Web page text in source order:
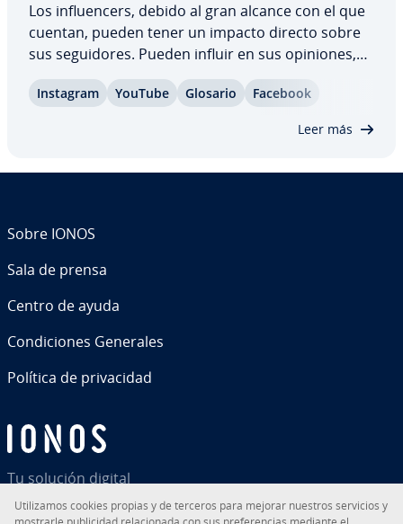
Los in­flue­n­ce­rs, debido al gran alcance con el que
cuentan, pueden tener un impacto directo sobre
sus se­gui­do­res. Pueden influir en sus opiniones,
cambiar sus hábitos de consumo, impactar sobre
sus pre­fe­re­n­cias, etc. Por ello, las empresas
Instagram YouTube Glosario Facebook
Leer más
Tu solución digital
Sobre IONOS
Sala de prensa
Centro de ayuda
Co­n­di­cio­nes Generales
Política de pri­va­ci­dad
Uti­li­za­mos cookies propias y de terceros para mejorar nuestros servicios y